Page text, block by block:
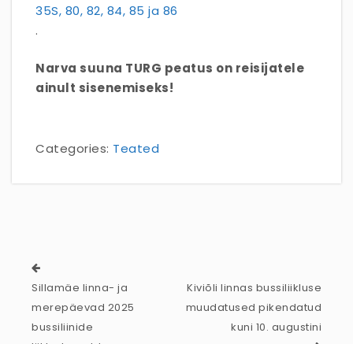
35S, 80, 82, 84, 85 ja 86
.
Narva suuna TURG peatus on reisijatele
ainult sisenemiseks!
Categories: Teated
Sillamäe linna- ja
merepäevad 2025
bussiliinide
Kiviõli linnas bussiliikluse
muudatused pikendatud
kuni 10. augustini